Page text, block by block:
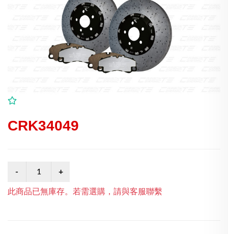
CRK34049
此商品已無庫存。若需選購，請與客服聯繫